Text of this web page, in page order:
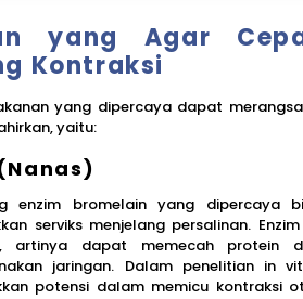
yang Agar
Kontraksi
yang dipercaya dapat
yaitu:
enzim bromelain yang dipercaya
serviks menjelang persalinan.
artinya dapat memecah protein
jaringan. Dalam penelitian in
potensi dalam memicu kontraksi